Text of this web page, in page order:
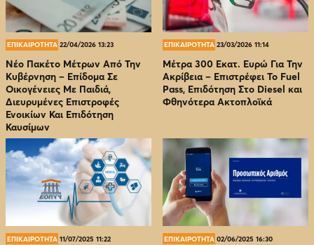
ΕΠΙΚΑΙΡΟΤΗΤΑ 22/04/2026 13:23
Νέο Πακέτο Μέτρων Από Την
Κυβέρνηση – Επίδομα Σε
Οικογένειες Με Παιδιά,
Διευρυμένες Επιστροφές
Ενοικίων Και Επιδότηση
Καυσίμων
ΕΠΙΚΑΙΡΟΤΗΤΑ 23/03/2026 11:14
Μέτρα 300 Εκατ. Ευρώ Για Την
Ακρίβεια – Επιστρέφει Το Fuel
Pass, Επιδότηση Στο Diesel και
Φθηνότερα Ακτοπλοϊκά
ΕΠΙΚΑΙΡΟΤΗΤΑ 11/07/2025 11:22 ΕΠΙΚΑΙΡΟΤΗΤΑ 02/06/2025 16:30